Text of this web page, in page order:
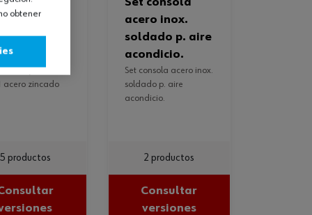
41/41
zincado
acero zincado
5 productos
acero inox.
soldado p. aire
acondicio.
set consola acero inox.
soldado p. aire
acondicio.
2 productos
Consultar
versiones
obtener